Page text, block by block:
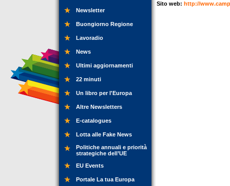
Newsletter
Buongiorno Regione
Lavoradio
News
Ultimi aggiornamenti
22 minuti
Un libro per l'Europa
Altre Newsletters
E-catalogues
Lotta alle Fake News
Politiche annuali e priorità
strategiche dell’UE
EU Events
Portale La tua Europa
Sito web: http://